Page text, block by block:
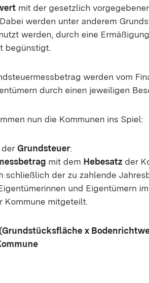
mit der gesetzlich
werden unter anderem
werden, durch eine
begünstigt.
werden vom
durch einen jeweiligen
nun die Kommunen ins Spiel:
Grundsteuer:
mit dem Hebesatz der
schließlich der zu zahlende
und Eigentümern im
Kommune mitgeteilt.
x